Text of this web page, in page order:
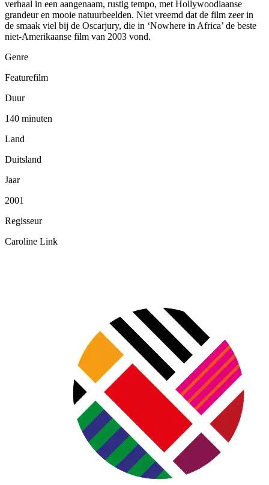
verhaal in een aangenaam, rustig tempo, met Hollywoodiaanse
grandeur en mooie natuurbeelden. Niet vreemd dat de film zeer in
de smaak viel bij de Oscarjury, die in ‘Nowhere in Africa’ de beste
niet-Amerikaanse film van 2003 vond.
Genre
Featurefilm
Duur
140 minuten
Land
Duitsland
Jaar
2001
Regisseur
Caroline Link